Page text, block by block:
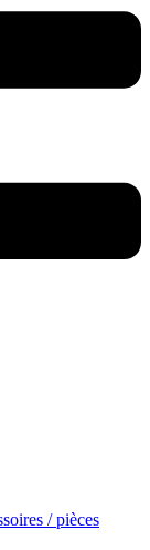
/ pièces